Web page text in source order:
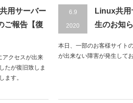
用サーバー
ご報告【復
クセスが出来
たが復旧致しま
ます。
6.9
2020
Linux共用
生のお知
本日、一部のお客様サイト
が出来ない障害が発生して